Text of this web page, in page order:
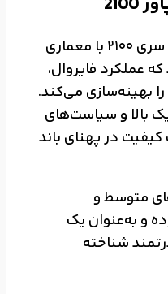
عملکرد فایروال،
بهینه‌سازی می‌کند.
بالا و سیاست‌های
در پهنای باند
متوسط و
و به‌عنوان یک
شناخته